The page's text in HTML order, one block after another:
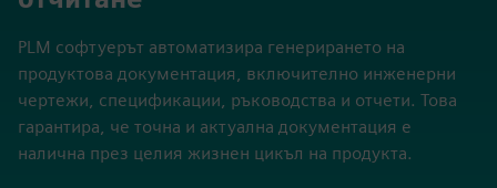
данни
PLM решенията предоставят възможности за
централизирано управление на данни, които
позволяват автоматизация на задачи, свързани с
данните, като контрол на версиите, синхронизация на